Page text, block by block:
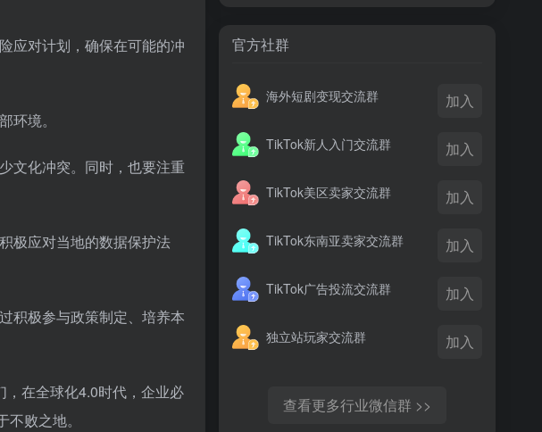
应对计划，确保在可能的冲
环境。
文化冲突。同时，也要注重
极应对当地的数据保护法
积极参与政策制定、培养本
在全球化4.0时代，企业必
败之地。
官方社群
海外短剧变现交流群 加入
TikTok新人入门交流群 加入
TikTok美区卖家交流群 加入
TikTok东南亚卖家交流群 加入
TikTok广告投流交流群 加入
独立站玩家交流群 加入
查看更多行业微信群 >>